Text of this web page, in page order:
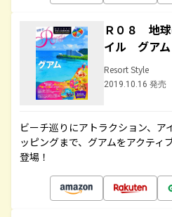
Ｒ０８ 地
イル グア
Resort Style
2019.10.16 発売
ビーチ巡りにアトラクション、ア
ッピングまで、グアムをアクティ
登場！